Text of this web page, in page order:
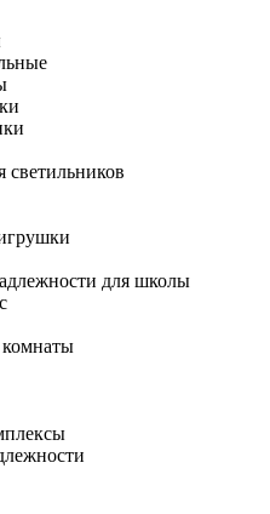
для школы
комнаты